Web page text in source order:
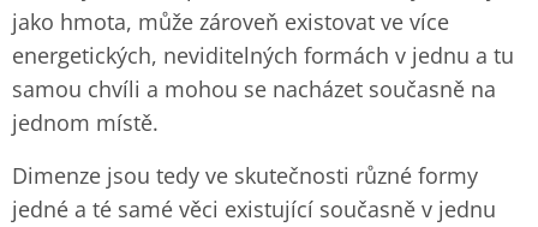
jako hmota, může zároveň existovat ve více
energetických, neviditelných formách v jednu a tu
samou chvíli a mohou se nacházet současně na
jednom místě.
Dimenze jsou tedy ve skutečnosti různé formy
jedné a té samé věci existující současně v jednu